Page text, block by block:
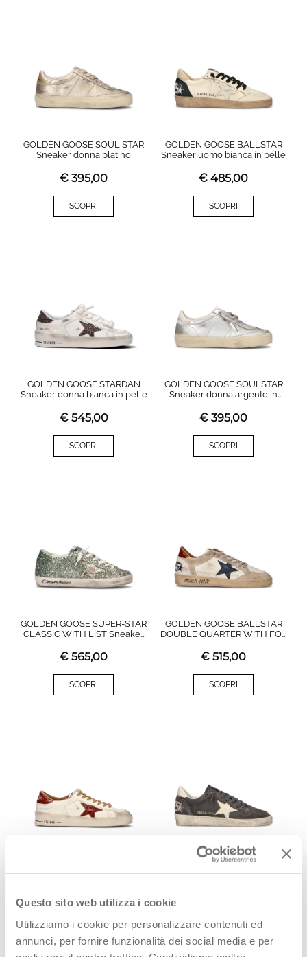
Questo sito web utilizza i cookie
Utilizziamo i cookie per personalizzare contenuti ed
annunci, per fornire funzionalità dei social media e per
GOLDEN GOOSE SOUL STAR
Sneaker donna platino
€ 395,00
SCOPRI
GOLDEN GOOSE BALLSTAR
Sneaker uomo bianca in pelle
€ 485,00
SCOPRI
GOLDEN GOOSE STARDAN
Sneaker donna bianca in pelle
€ 545,00
SCOPRI
GOLDEN GOOSE SOULSTAR
Sneaker donna argento in
€ 395,00
SCOPRI
GOLDEN GOOSE SUPER-STAR
CLASSIC WITH LIST Sneaker
€ 565,00
SCOPRI
GOLDEN GOOSE BALLSTAR
DOUBLE QUARTER WITH FOL
€ 515,00
SCOPRI
Sneaker uomo bianca/rossa
€ 545,00
SCOPRI
GOLDEN GOOSE BALL STAR
Sneaker uomo grigia in pelle
SCOPRI